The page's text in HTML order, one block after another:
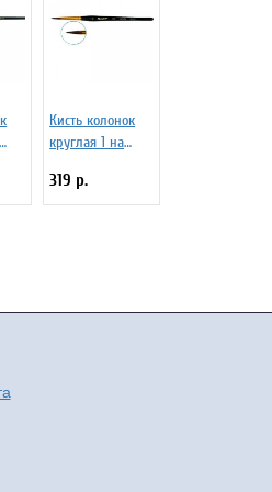
Кисть колонок
круглая 1 на
матовая с
укороченной
319 р.